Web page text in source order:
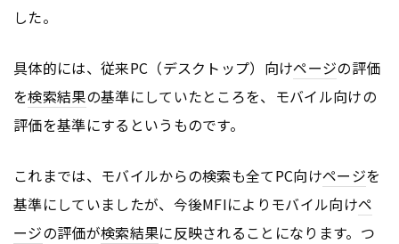
した。
具体的には、従来PC（デスクトップ）向けページの評価
を検索結果の基準にしていたところを、モバイル向けの
評価を基準にするというものです。
これまでは、モバイルからの検索も全てPC向けページを
基準にしていましたが、今後MFIによりモバイル向けペ
ージの評価が検索結果に反映されることになります。つ